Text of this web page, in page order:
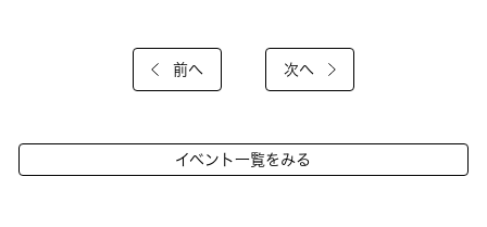
前へ 次へ
イベント一覧をみる